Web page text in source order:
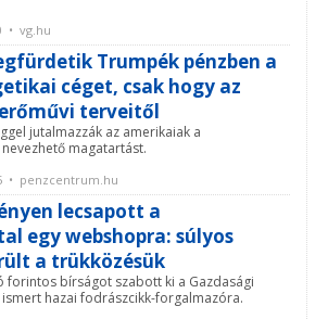
• vg.hu
Trumpék pénzben a
céget, csak hogy az
terveitől
jutalmazzák az amerikaiak a
magatartást.
• penzcentrum.hu
lecsapott a
egy webshopra: súlyos
a trükközésük
forintos bírságot szabott ki a Gazdasági
hazai fodrászcikk-forgalmazóra.